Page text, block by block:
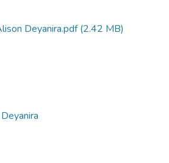
Deyanira.pdf(2.42 MB)